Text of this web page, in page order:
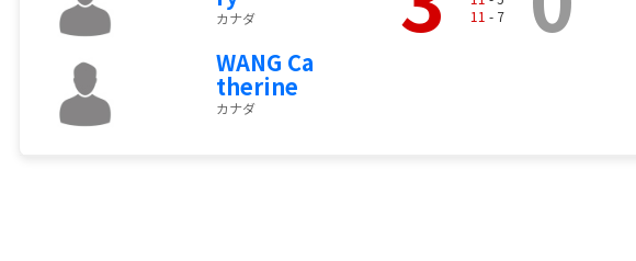
カナダ
WANG Ca
therine
カナダ
11 - 7